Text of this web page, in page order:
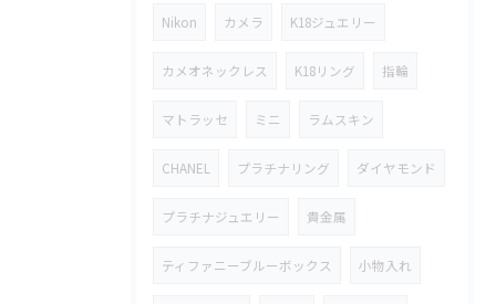
Nikon カメラ K18ジュエリー
カメオネックレス K18リング 指輪
マトラッセ ミニ ラムスキン
CHANEL プラチナリング ダイヤモンド
プラチナジュエリー 貴金属
ティファニーブルーボックス 小物入れ